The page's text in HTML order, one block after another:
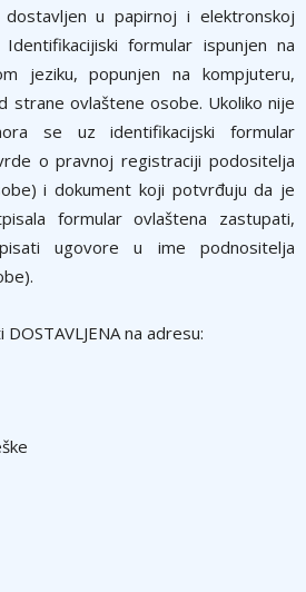
u papirnoj i elektronskoj
formular ispunjen na
jeziku, popunjen na kompjuteru,
strane ovlaštene osobe. Ukoliko nije
se uz identifikacijski formular
o pravnoj registraciji podositelja
i dokument koji potvrđuju da je
formular ovlaštena zastupati,
ugovore u ime podnositelja
na adresu: